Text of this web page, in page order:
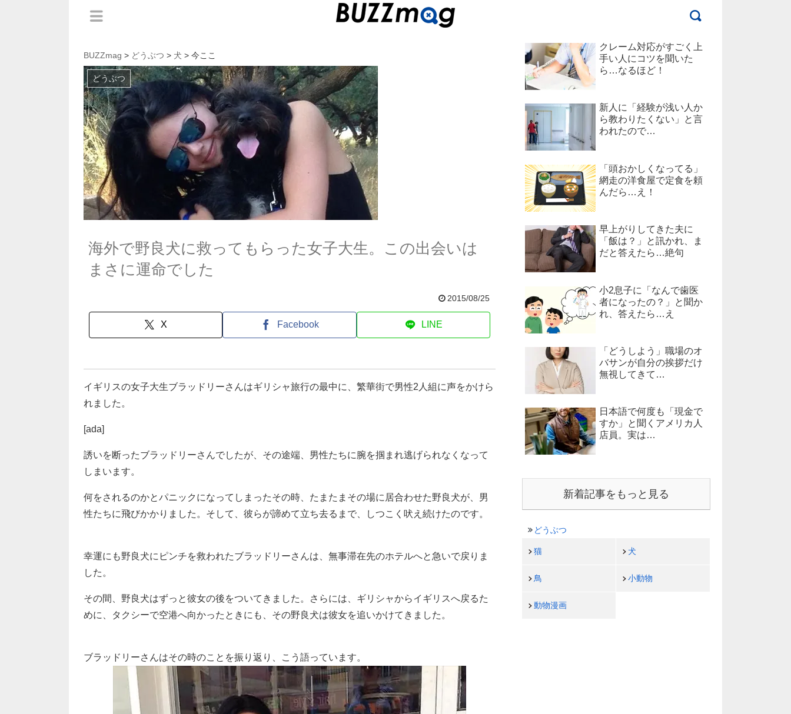
BUZZmag > どうぶつ > 犬 > 今ここ
どうぶつ
海外で野良犬に救ってもらった女子大生。この出会いは
まさに運命でした
2015/08/25
X Facebook LINE
イギリスの女子大生ブラッドリーさんはギリシャ旅行の最中に、繁華街で男性2人組に声をかけら
れました。
[ada]
誘いを断ったブラッドリーさんでしたが、その途端、男性たちに腕を掴まれ逃げられなくなって
しまいます。
何をされるのかとパニックになってしまったその時、たまたまその場に居合わせた野良犬が、男
性たちに飛びかかりました。そして、彼らが諦めて立ち去るまで、しつこく吠え続けたのです。
幸運にも野良犬にピンチを救われたブラッドリーさんは、無事滞在先のホテルへと急いで戻りま
した。
その間、野良犬はずっと彼女の後をついてきました。さらには、ギリシャからイギリスへ戻るた
めに、タクシーで空港へ向かったときにも、その野良犬は彼女を追いかけてきました。
ブラッドリーさんはその時のことを振り返り、こう語っています。
クレーム対応がすごく上
手い人にコツを聞いた
ら…なるほど！
新人に「経験が浅い人か
ら教わりたくない」と言
われたので…
「頭おかしくなってる」
網走の洋食屋で定食を頼
んだら…え！
早上がりしてきた夫に
「飯は？」と訊かれ、ま
だと答えたら…絶句
小2息子に「なんで歯医
者になったの？」と聞か
れ、答えたら…え
「どうしよう」職場のオ
バサンが自分の挨拶だけ
無視してきて…
日本語で何度も「現金で
すか」と聞くアメリカ人
店員。実は…
新着記事をもっと見る
どうぶつ
猫 犬
鳥 小動物
動物漫画